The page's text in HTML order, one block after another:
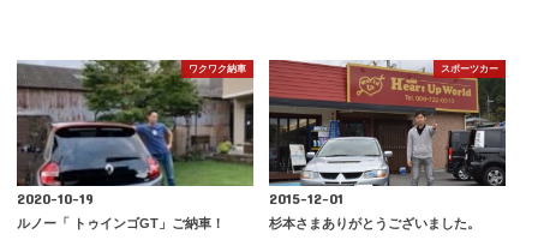
ワクワク納車
2020-10-19
ルノー「 トゥインゴGT」ご納車！
スポーツカー
2015-12-01
杉本さまありがとうございました。